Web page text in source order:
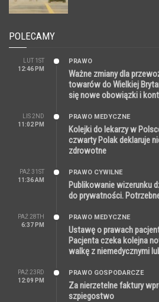
POLECAMY
LUT 1ST
12:46 PM
PRAWO
Ważne zmiany dla
towarów do Wielkiej
się nowe obowiązki i
LIS 2ND
11:02 PM
PRAWO MEDYCZNE
Kolejki do lekarzy w
czwarty Polak deklaruje
zdrowotne
PAŹ 31ST
11:36 AM
PRAWO CYWILNE
Publikowanie wizerunku
do prywatności.
PAŹ 28TH
6:37 PM
PRAWO MEDYCZNE
Ustawę o prawach
Pacjenta czeka kolejna
walkę z niemedycznymi
PAŹ 23RD
12:09 PM
PRAWO GOSPODARCZE
Za nierzetelne faktury
szpiegostwo